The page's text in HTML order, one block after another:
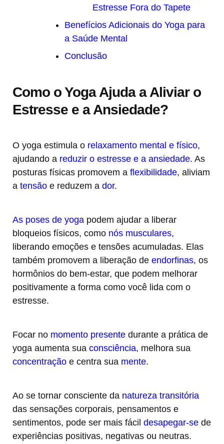
Estresse Fora do Tapete
Benefícios Adicionais do Yoga para
a Saúde Mental
Conclusão
Como o Yoga Ajuda a Aliviar o
Estresse e a Ansiedade?
O yoga estimula o relaxamento mental e físico,
ajudando a reduzir o estresse e a ansiedade. As
posturas físicas promovem a flexibilidade, aliviam
a tensão e reduzem a dor.
As poses de yoga podem ajudar a liberar
bloqueios físicos, como nós musculares,
liberando emoções e tensões acumuladas. Elas
também promovem a liberação de endorfinas, os
hormônios do bem-estar, que podem melhorar
positivamente a forma como você lida com o
estresse.
Focar no momento presente durante a prática de
yoga aumenta sua consciência, melhora sua
concentração e centra sua mente.
Ao se tornar consciente da natureza transitória
das sensações corporais, pensamentos e
sentimentos, pode ser mais fácil desapegar-se de
experiências positivas, negativas ou neutras.